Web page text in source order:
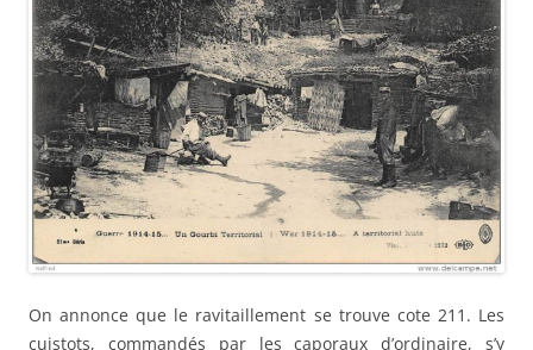
On annonce que le ravitaillement se trouve cote 211. Les
cuistots, commandés par les caporaux d’ordinaire, s’y